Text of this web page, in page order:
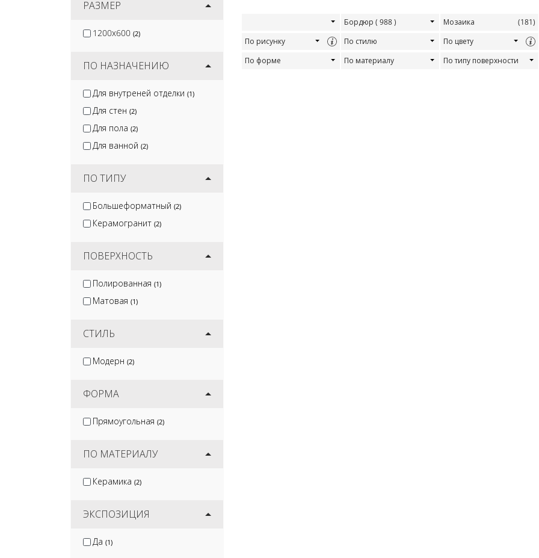
РАЗМЕР
1200x600 (2)
ПО НАЗНАЧЕНИЮ
Для внутреней отделки (1)
Для стен (2)
Для пола (2)
Для ванной (2)
ПО ТИПУ
Большеформатный (2)
Керамогранит (2)
ПОВЕРХНОСТЬ
Полированная (1)
Матовая (1)
СТИЛЬ
Модерн (2)
ФОРМА
Прямоугольная (2)
ПО МАТЕРИАЛУ
Керамика (2)
ЭКСПОЗИЦИЯ
Да (1)
Бордюр ( 988 ) Мозаика (181)
По рисунку
По стилю По цвету
По форме
По материалу По типу поверхности